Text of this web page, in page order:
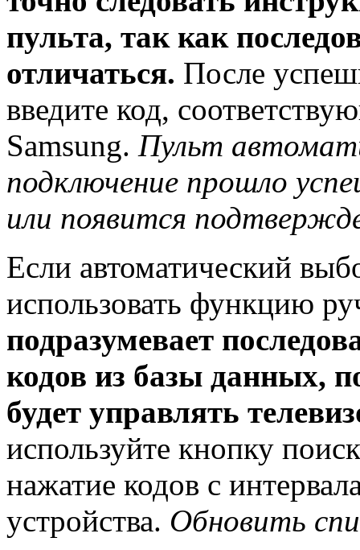
пульта, так как
отличаться. После
введите код,
Samsung. Пульт
подключение прошло
или появится
Если автоматический
использовать функцию
подразумевает
кодов из базы данных,
будет управлять
используйте кнопку
нажатие кодов с
устройства. Обновить